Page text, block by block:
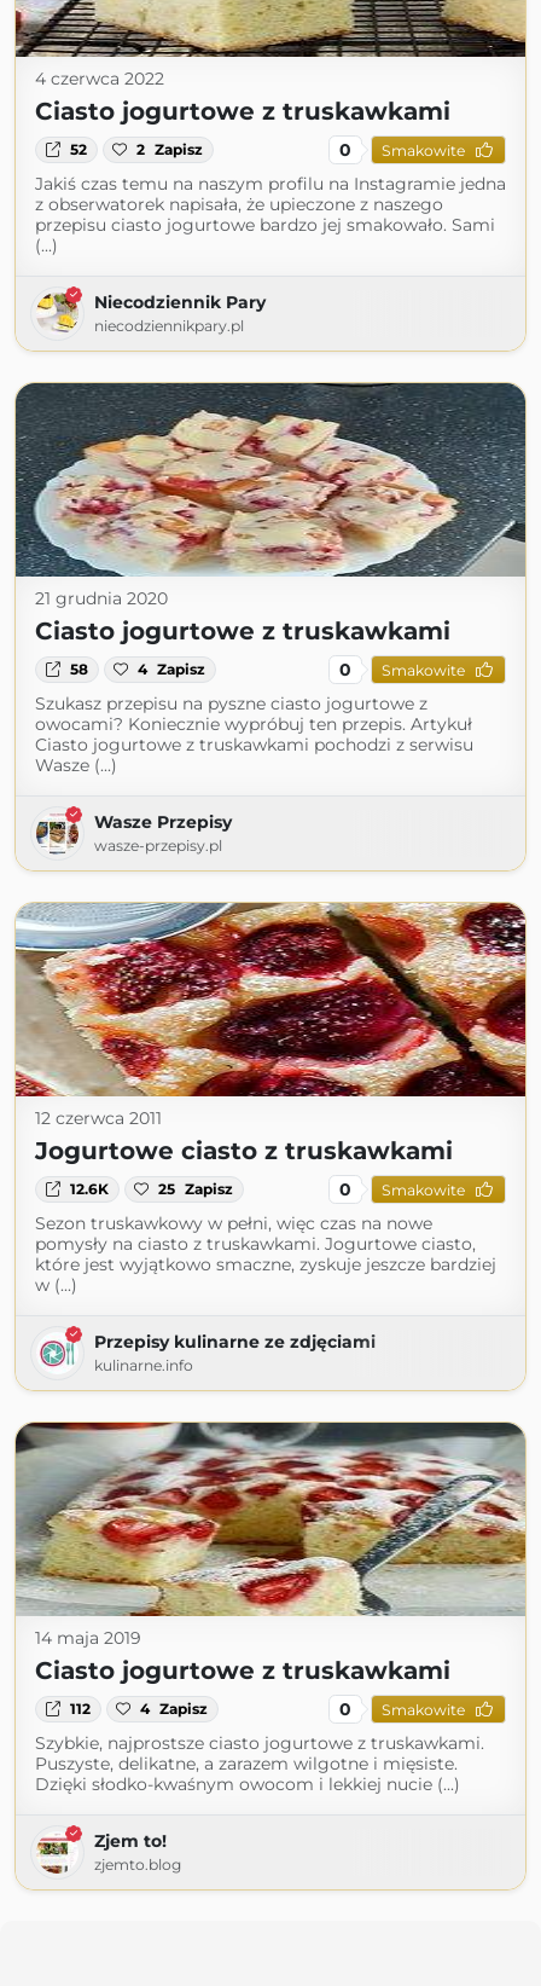
4 czerwca 2022
Ciasto jogurtowe z truskawkami
52 2 Zapisz 0 Smakowite
Jakiś czas temu na naszym profilu na Instagramie jedna
z obserwatorek napisała, że upieczone z naszego
przepisu ciasto jogurtowe bardzo jej smakowało. Sami
(...)
Niecodziennik Pary
niecodziennikpary.pl
21 grudnia 2020
Ciasto jogurtowe z truskawkami
58 4 Zapisz 0 Smakowite
Szukasz przepisu na pyszne ciasto jogurtowe z
owocami? Koniecznie wypróbuj ten przepis. Artykuł
Ciasto jogurtowe z truskawkami pochodzi z serwisu
Wasze (...)
Wasze Przepisy
wasze-przepisy.pl
12 czerwca 2011
Jogurtowe ciasto z truskawkami
12.6K 25 Zapisz 0 Smakowite
Sezon truskawkowy w pełni, więc czas na nowe
pomysły na ciasto z truskawkami. Jogurtowe ciasto,
które jest wyjątkowo smaczne, zyskuje jeszcze bardziej
w (...)
Przepisy kulinarne ze zdjęciami
kulinarne.info
14 maja 2019
Ciasto jogurtowe z truskawkami
112 4 Zapisz 0 Smakowite
Szybkie, najprostsze ciasto jogurtowe z truskawkami.
Puszyste, delikatne, a zarazem wilgotne i mięsiste.
Dzięki słodko-kwaśnym owocom i lekkiej nucie (...)
Zjem to!
zjemto.blog